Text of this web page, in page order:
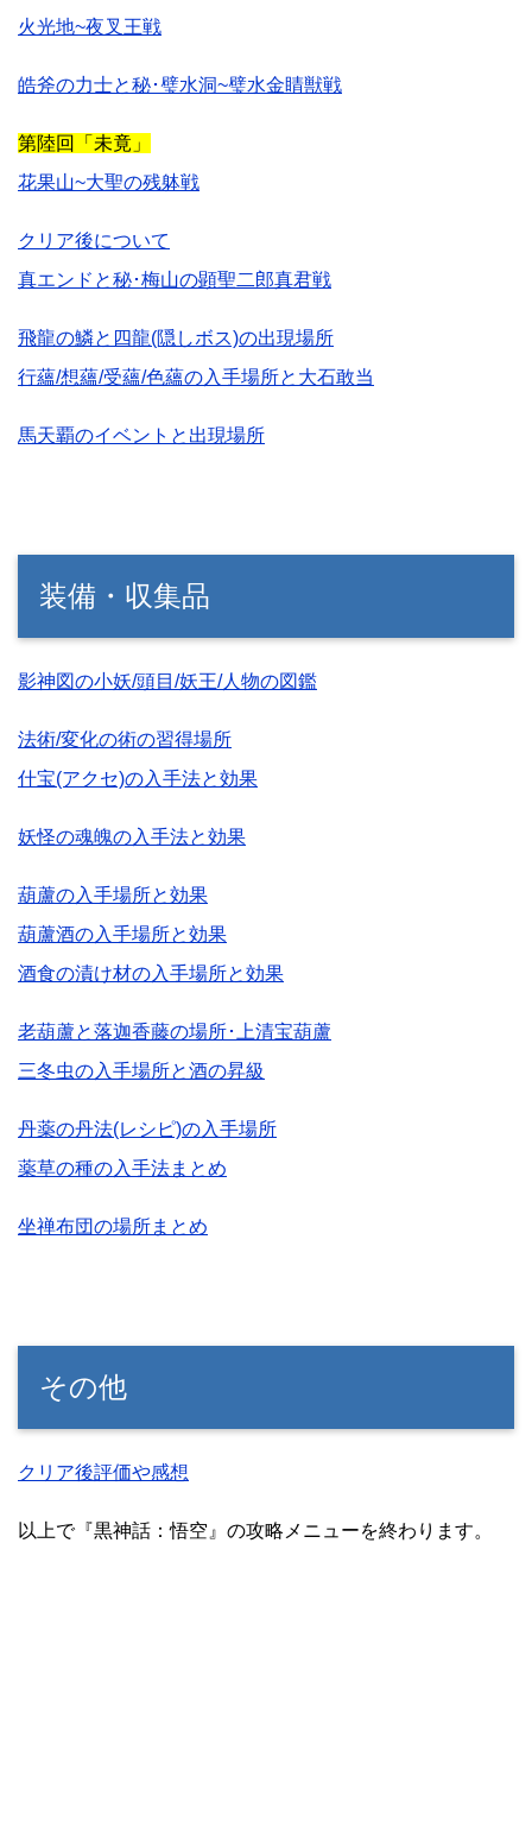
火光地~夜叉王戦
皓斧の力士と秘･璧水洞~璧水金睛獣戦
第陸回「未竟」
花果山~大聖の残躰戦
クリア後について
真エンドと秘･梅山の顕聖二郎真君戦
飛龍の鱗と四龍(隠しボス)の出現場所
行蘊/想蘊/受蘊/色蘊の入手場所と大石敢当
馬天覇のイベントと出現場所
装備・収集品
影神図の小妖/頭目/妖王/人物の図鑑
法術/変化の術の習得場所
什宝(アクセ)の入手法と効果
妖怪の魂魄の入手法と効果
葫蘆の入手場所と効果
葫蘆酒の入手場所と効果
酒食の漬け材の入手場所と効果
老葫蘆と落迦香藤の場所･上清宝葫蘆
三冬虫の入手場所と酒の昇級
丹薬の丹法(レシピ)の入手場所
薬草の種の入手法まとめ
坐禅布団の場所まとめ
その他
クリア後評価や感想
以上で『黒神話：悟空』の攻略メニューを終わります。